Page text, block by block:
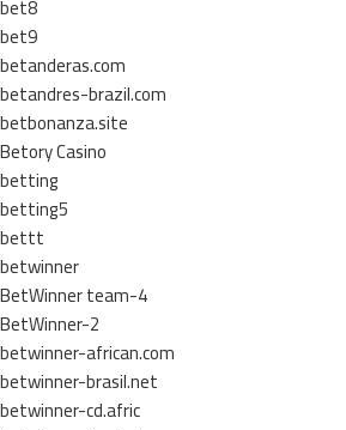
bet8
bet9
betanderas.com
betandres-brazil.com
betbonanza.site
Betory Casino
betting
betting5
bettt
betwinner
BetWinner team-4
BetWinner-2
betwinner-african.com
betwinner-brasil.net
betwinner-cd.afric